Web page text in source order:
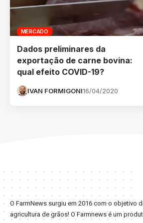
MERCADO
Dados preliminares da
exportação de carne bovina:
qual efeito COVID-19?
IVAN FORMIGONI16/04/2020
O FarmNews surgiu em 2016 com o objetivo
agricultura de grãos! O Farmnews é um